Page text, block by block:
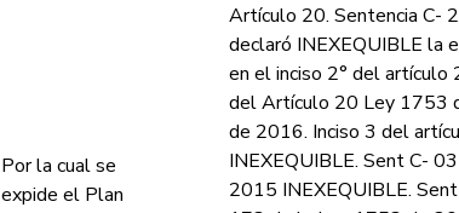
Por la cual se
expide el Plan
Artículo 20. Sentencia C-
declaró INEXEQUIBLE la
en el inciso 2° del
del Artículo 20 Ley 1753
de 2016. Inciso 3 del
INEXEQUIBLE. Sent C-
2015 INEXEQUIBLE.